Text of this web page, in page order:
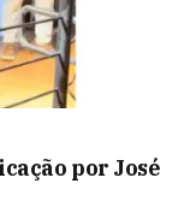
por José